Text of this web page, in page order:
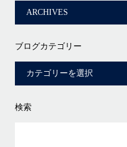
ブログカテゴリー
検索